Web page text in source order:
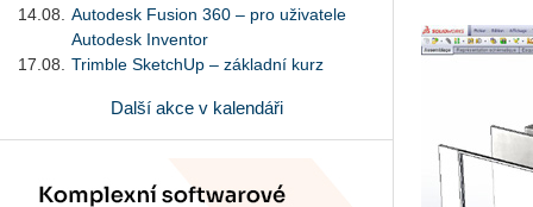
14.08.
Autodesk Fusion 360 – pro uživatele
Autodesk Inventor
17.08.
Trimble SketchUp – základní kurz
Další akce v kalendáři